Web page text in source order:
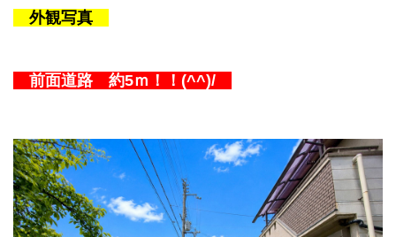
外観写真
前面道路 約5ｍ！！ (^^)/